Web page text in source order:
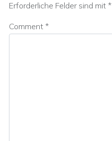
Erforderliche Felder sind mit *
Comment *